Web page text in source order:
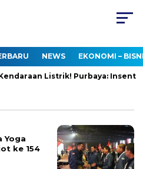
NEWS EKONOMI –
Listrik! Purbaya: Insentif
Yoga
ke 154